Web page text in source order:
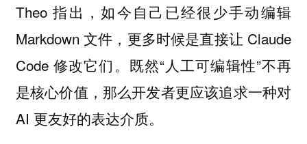
Theo 指出，如今自己已经很少手动编辑
Markdown 文件，更多时候是直接让 Claude
Code 修改它们。既然“人工可编辑性”不再
是核心价值，那么开发者更应该追求一种对
AI 更友好的表达介质。